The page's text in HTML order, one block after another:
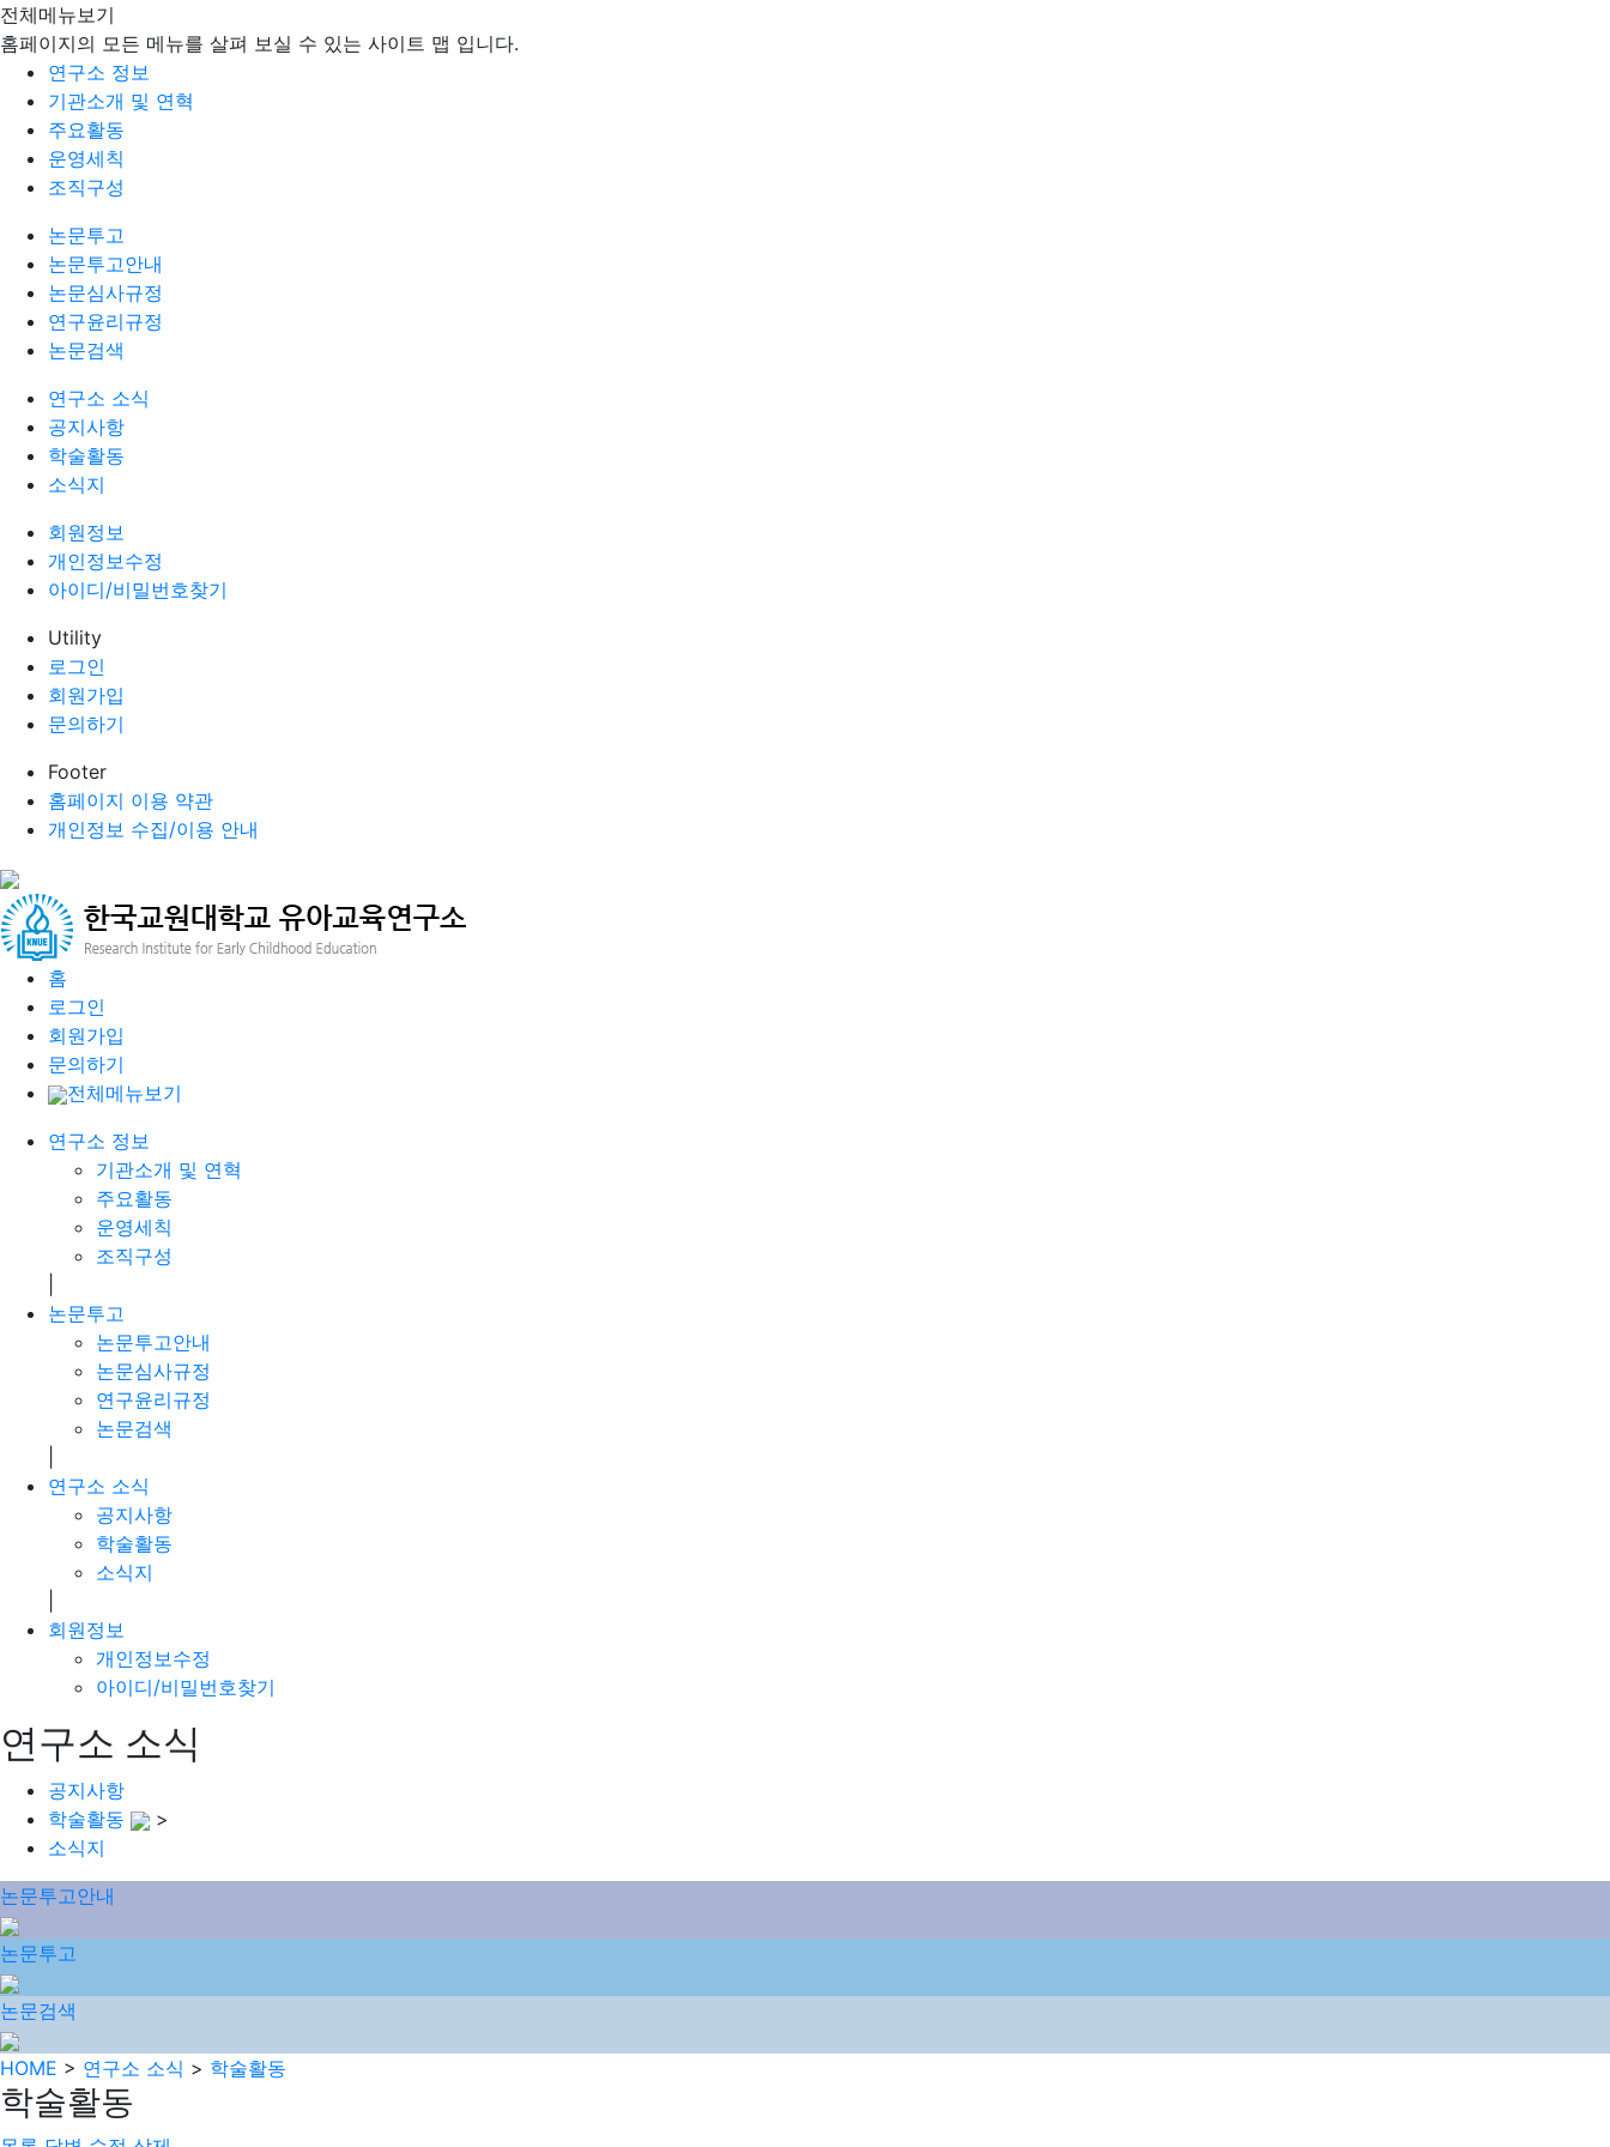
전체메뉴보기
홈페이지의 모든 메뉴를 살펴 보실 수 있는 사이트 맵 입니다.
연구소 정보
기관소개 및 연혁
주요활동
운영세칙
조직구성
논문투고
논문투고안내
논문심사규정
연구윤리규정
논문검색
연구소 소식
공지사항
학술활동
소식지
회원정보
개인정보수정
아이디/비밀번호찾기
Utility
로그인
회원가입
문의하기
Footer
홈페이지 이용 약관
개인정보 수집/이용 안내
홈
로그인
회원가입
문의하기
전체메뉴보기
연구소 정보
기관소개 및 연혁
주요활동
운영세칙
조직구성
논문투고
논문투고안내
논문심사규정
연구윤리규정
논문검색
연구소 소식
공지사항
학술활동
소식지
회원정보
개인정보수정
아이디/비밀번호찾기
연구소 소식
공지사항
학술활동
>
소식지
논문투고안내
논문투고
논문검색
HOME > 연구소 소식 > 학술활동
학술활동